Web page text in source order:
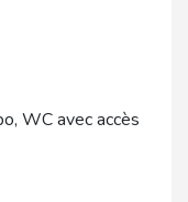
WC avec accès